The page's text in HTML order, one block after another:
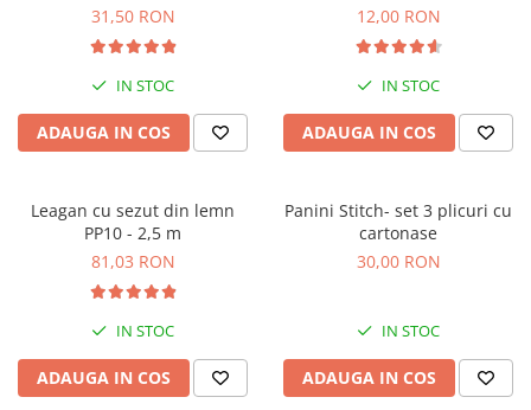
31,50 RON
IN STOC
ADAUGA IN COS
12,00 RON
IN STOC
ADAUGA IN COS
Leagan cu sezut din lemn
PP10 - 2,5 m
81,03 RON
IN STOC
ADAUGA IN COS
Panini Stitch- set 3 plicuri cu
cartonase
30,00 RON
IN STOC
ADAUGA IN COS